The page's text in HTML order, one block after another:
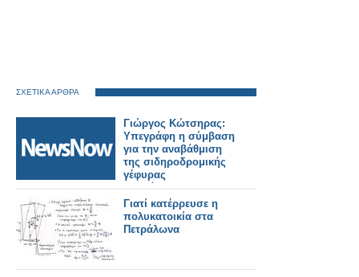
ΣΧΕΤΙΚΑ ΑΡΘΡΑ
Γιώργος Κώτσηρας:
Υπεγράφη η σύμβαση
για την αναβάθμιση
της σιδηροδρομικής
γέφυρας
Πουλόπουλου στα
Πετράλωνα.
Γιατί κατέρρευσε η
πολυκατοικία στα
Πετράλωνα